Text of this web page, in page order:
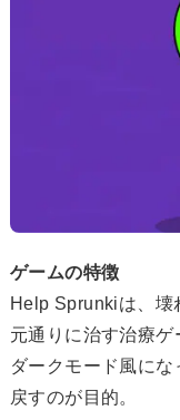
ゲームの特徴
Help Sprunkiは、壊
元通りに治す治療ゲ
ダークモード風に
戻すのが目的。